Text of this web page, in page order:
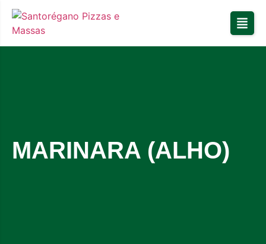
MARINARA (ALHO)